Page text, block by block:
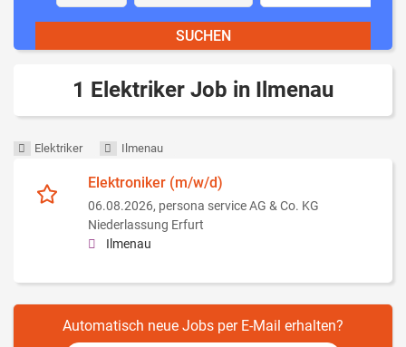
1 Elektriker Job in Ilmenau
Elektriker Ilmenau
Elektroniker (m/w/d)
06.08.2026, persona service AG & Co. KG
Niederlassung Erfurt
Ilmenau
Automatisch neue Jobs per E-Mail erhalten?